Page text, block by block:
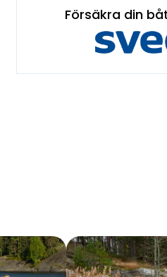
Försäkra din